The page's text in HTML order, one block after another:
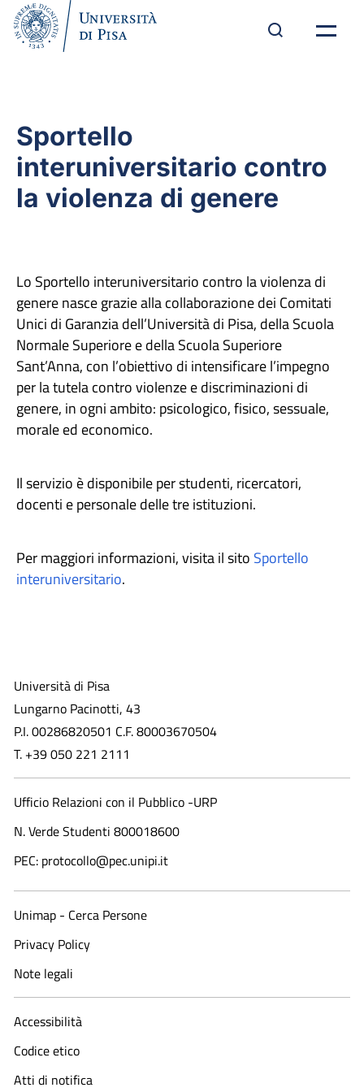
Sportello
interuniversitario contro
la violenza di genere
Lo Sportello interuniversitario contro la violenza di
genere nasce grazie alla collaborazione dei Comitati
Unici di Garanzia dell’Università di Pisa, della Scuola
Normale Superiore e della Scuola Superiore
Sant’Anna, con l’obiettivo di intensificare l’impegno
per la tutela contro violenze e discriminazioni di
genere, in ogni ambito: psicologico, fisico, sessuale,
morale ed economico.
Il servizio è disponibile per studenti, ricercatori,
docenti e personale delle tre istituzioni.
Per maggiori informazioni, visita il sito Sportello
interuniversitario.
Università di Pisa
Lungarno Pacinotti, 43
P.I. 00286820501 C.F. 80003670504
T. +39 050 221 2111
Ufficio Relazioni con il Pubblico -URP
N. Verde Studenti 800018600​
PEC: protocollo@pec.unipi.it
Unimap - Cerca Persone
Privacy Policy
Note legali
Accessibilità
Codice etico
Atti di notifica